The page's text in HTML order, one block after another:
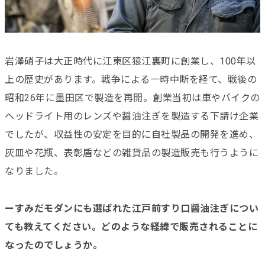
岩澤硝子は大正時代に江東区猿江裏町に創業し、100年以
上の歴史があります。戦争による一時中断を経て、戦後の
昭和26年に墨田区で製造を再開。創業当初は車やバイクの
ヘッドライト用のレンズや醤油注ぎを製造する下請け企業
でしたが、収益性の安定を目的に自社製品の開発を進め、
灰皿や花瓶、表彰盾などの雑貨品の製造販売も行うように
なりました。
ーすみだモダンにも選ばれた江戸前すり口醤油注ぎについ
ても教えてください。どのような経緯で販売されることに
なったのでしょうか。